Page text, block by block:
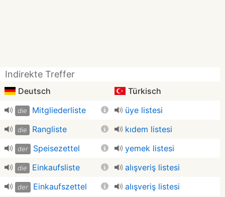
Indirekte Treffer
Deutsch Türkisch
die Mitgliederliste üye listesi
die Rangliste kıdem listesi
der Speisezettel yemek listesi
die Einkaufsliste alışveriş listesi
der Einkaufszettel alışveriş listesi